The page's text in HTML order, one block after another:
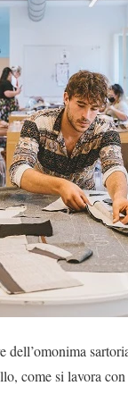
come si lavora